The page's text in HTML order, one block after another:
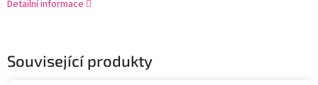
Detailní informace
Související produkty